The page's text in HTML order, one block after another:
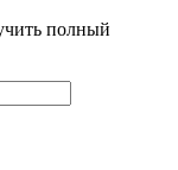
полный